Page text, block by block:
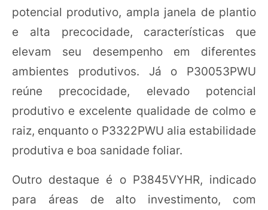
potencial produtivo, ampla janela de plantio
e alta precocidade, características que
elevam seu desempenho em diferentes
ambientes produtivos. Já o P30053PWU
reúne precocidade, elevado potencial
produtivo e excelente qualidade de colmo e
raiz, enquanto o P3322PWU alia estabilidade
produtiva e boa sanidade foliar.
Outro destaque é o P3845VYHR, indicado
para áreas de alto investimento, com